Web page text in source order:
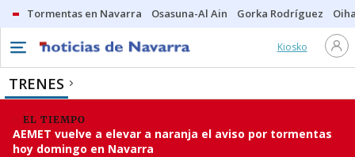
Tormentas en Navarra Osasuna-Al Ain Gorka Rodríguez
Kiosko
TRENES
EL TIEMPO
AEMET vuelve a elevar a naranja el aviso por tormentas
hoy domingo en Navarra